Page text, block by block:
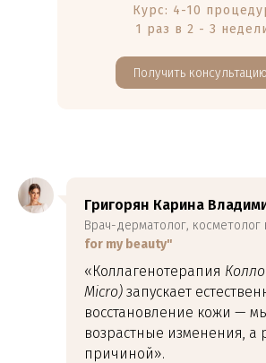
Курс: 4-10
1 раз в 2 - 3
Получить консультацию
Григорян Карина
Врач-дерматолог, косметолог
for my beauty"
«Коллагенотерапия
Micro) запускает
восстановление кожи —
возрастные изменения, а
причиной».